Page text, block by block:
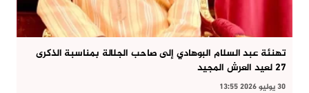
تهنئة عبد السلام البوهادي إلى صاحب الجلالة بمناسبة الذكرى
27 لعيد العرش المجيد
30 يوليو 2026 13:55